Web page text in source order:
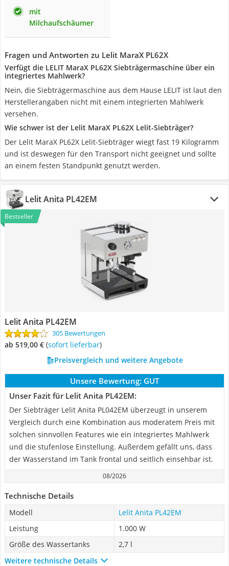
mit
Milchaufschäumer
Fragen und Antworten zu Lelit MaraX PL62X
Verfügt die LELIT MaraX PL62X Siebträgermaschine über ein
integriertes Mahlwerk?
Nein, die Siebträgermaschine aus dem Hause LELIT ist laut den
Herstellerangaben nicht mit einem integrierten Mahlwerk
versehen.
Wie schwer ist der Lelit MaraX PL62X Lelit-Siebträger?
Der Lelit MaraX PL62X Lelit-Siebträger wiegt fast 19 Kilogramm
und ist deswegen für den Transport nicht geeignet und sollte
an einem festen Standpunkt genutzt werden.
Lelit Anita PL42EM
Bestseller
Lelit Anita PL42EM
305 Bewertungen
ab 519,00 € ( Sofort lieferbar)
Preisvergleich und weitere Angebote
Unsere Bewertung: GUT
Unser Fazit für Lelit Anita PL42EM:
Der Siebträger Lelit Anita PL042EM überzeugt in unserem
Vergleich durch eine Kombination aus moderatem Preis mit
solchen sinnvollen Features wie ein integriertes Mahlwerk
und die stufenlose Einstellung. Außerdem gefällt uns, dass
der Wasserstand im Tank frontal und seitlich einsehbar ist.
08/2026
Technische Details
Modell
Lelit Anita PL42EM
Leistung
1.000 W
Größe des Wassertanks
2,7 l
Weitere technische Details